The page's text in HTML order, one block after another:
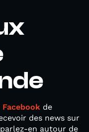
Facebook de
des news sur
en autour de